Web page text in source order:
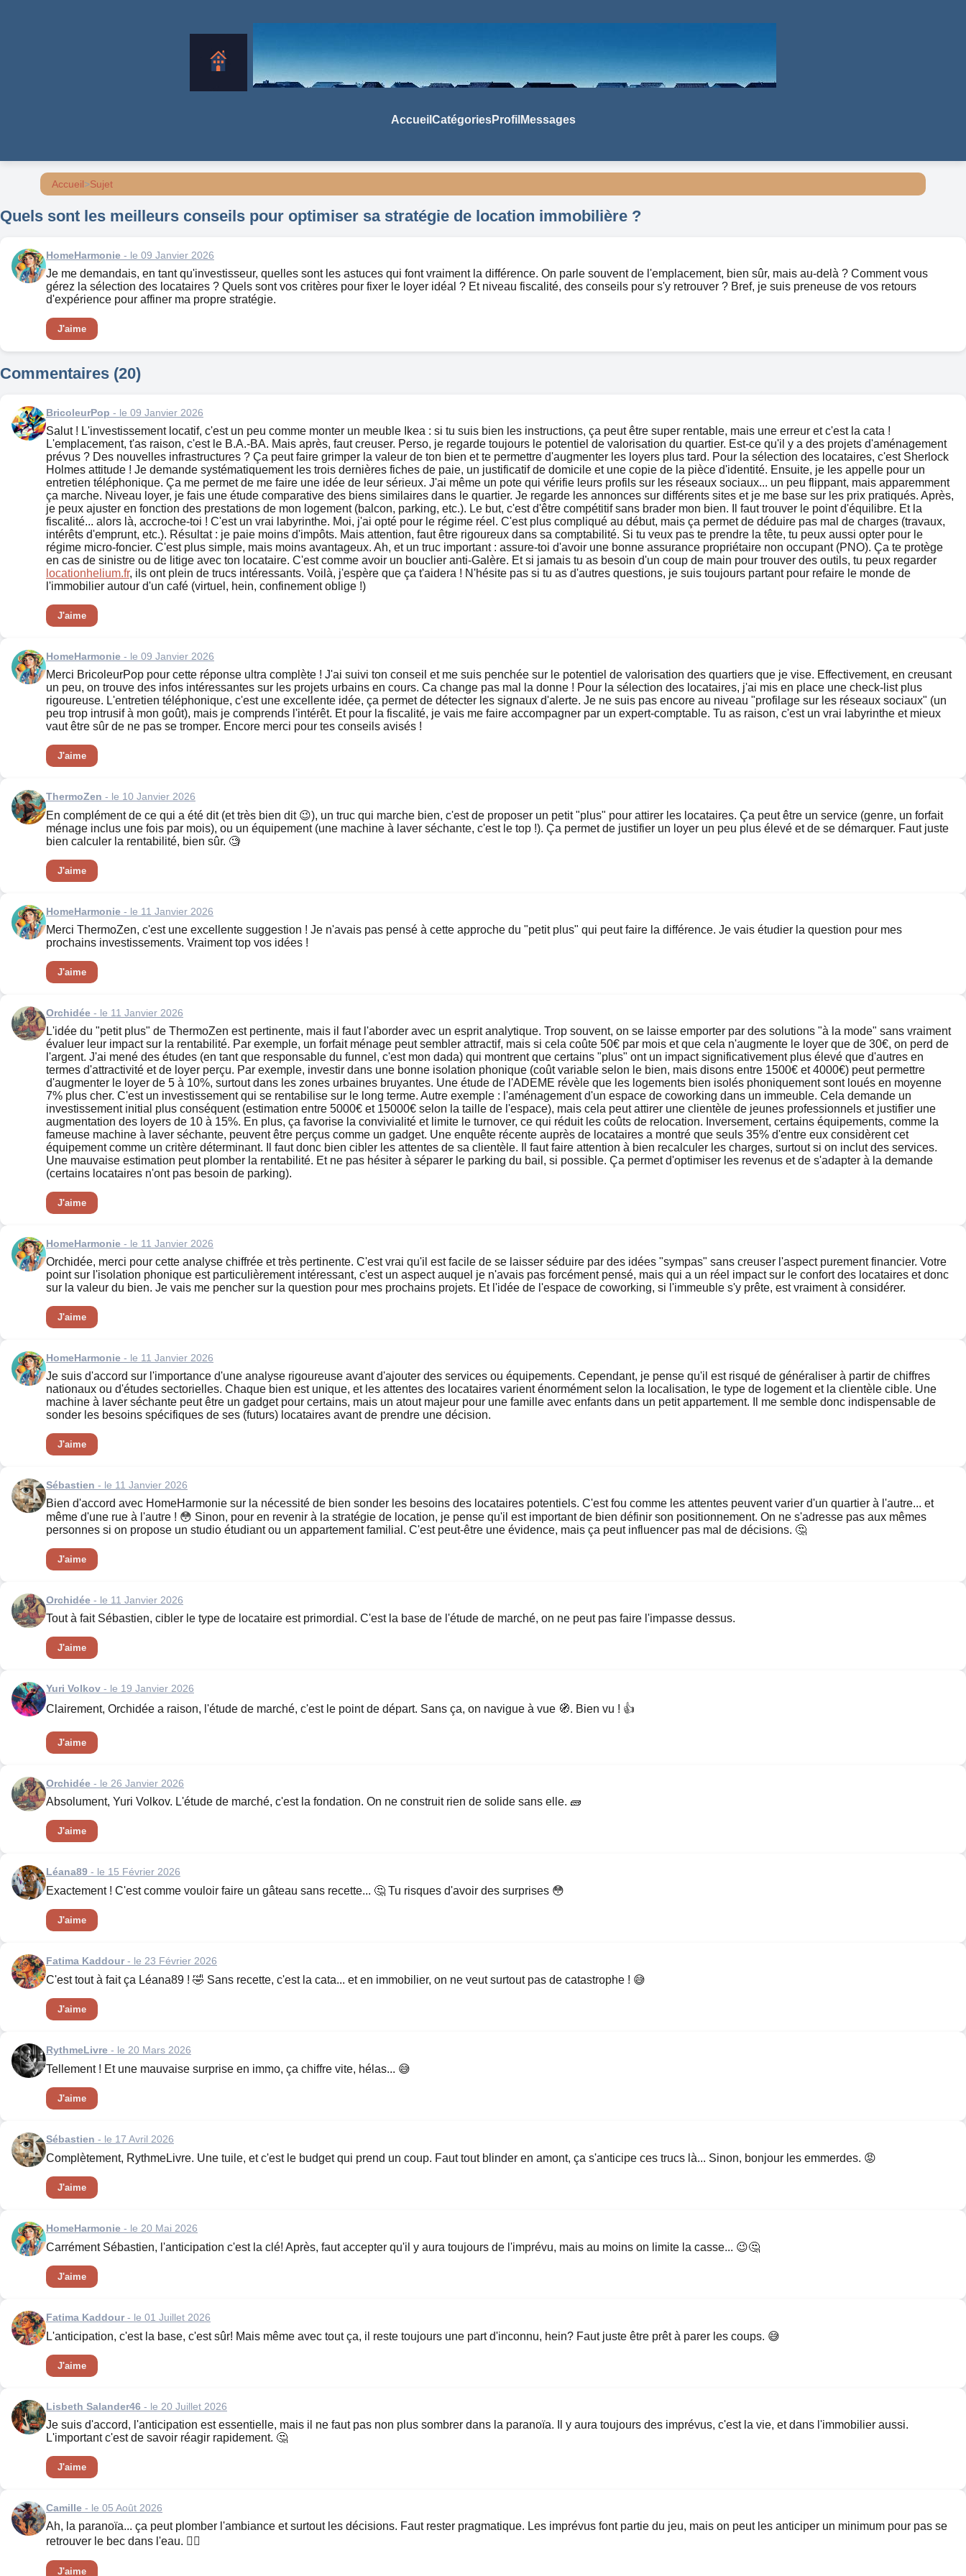
Accueil CatégoriesProfil Messages
Accueil>Sujet
Quels sont les meilleurs conseils pour optimiser sa stratégie de location immobilière ?
HomeHarmonie - le 09 Janvier 2026
Je me demandais, en tant qu'investisseur, quelles sont les astuces qui font vraiment la différence. On parle souvent de l'emplacement, bien sûr, mais au-delà ? Comment vous
gérez la sélection des locataires ? Quels sont vos critères pour fixer le loyer idéal ? Et niveau fiscalité, des conseils pour s'y retrouver ? Bref, je suis preneuse de vos retours
d'expérience pour affiner ma propre stratégie.
J'aime
Commentaires (20)
BricoleurPop - le 09 Janvier 2026
Salut ! L'investissement locatif, c'est un peu comme monter un meuble Ikea : si tu suis bien les instructions, ça peut être super rentable, mais une erreur et c'est la cata !
L'emplacement, t'as raison, c'est le B.A.-BA. Mais après, faut creuser. Perso, je regarde toujours le potentiel de valorisation du quartier. Est-ce qu'il y a des projets d'aménagement
prévus ? Des nouvelles infrastructures ? Ça peut faire grimper la valeur de ton bien et te permettre d'augmenter les loyers plus tard. Pour la sélection des locataires, c'est Sherlock
Holmes attitude ! Je demande systématiquement les trois dernières fiches de paie, un justificatif de domicile et une copie de la pièce d'identité. Ensuite, je les appelle pour un
entretien téléphonique. Ça me permet de me faire une idée de leur sérieux. J'ai même un pote qui vérifie leurs profils sur les réseaux sociaux... un peu flippant, mais apparemment
ça marche. Niveau loyer, je fais une étude comparative des biens similaires dans le quartier. Je regarde les annonces sur différents sites et je me base sur les prix pratiqués. Après,
je peux ajuster en fonction des prestations de mon logement (balcon, parking, etc.). Le but, c'est d'être compétitif sans brader mon bien. Il faut trouver le point d'équilibre. Et la
fiscalité... alors là, accroche-toi ! C'est un vrai labyrinthe. Moi, j'ai opté pour le régime réel. C'est plus compliqué au début, mais ça permet de déduire pas mal de charges (travaux,
intérêts d'emprunt, etc.). Résultat : je paie moins d'impôts. Mais attention, faut être rigoureux dans sa comptabilité. Si tu veux pas te prendre la tête, tu peux aussi opter pour le
régime micro-foncier. C'est plus simple, mais moins avantageux. Ah, et un truc important : assure-toi d'avoir une bonne assurance propriétaire non occupant (PNO). Ça te protège
en cas de sinistre ou de litige avec ton locataire. C'est comme avoir un bouclier anti-Galère. Et si jamais tu as besoin d'un coup de main pour trouver des outils, tu peux regarder
locationhelium.fr, ils ont plein de trucs intéressants. Voilà, j'espère que ça t'aidera ! N'hésite pas si tu as d'autres questions, je suis toujours partant pour refaire le monde de
l'immobilier autour d'un café (virtuel, hein, confinement oblige !)
J'aime
HomeHarmonie - le 09 Janvier 2026
Merci BricoleurPop pour cette réponse ultra complète ! J'ai suivi ton conseil et me suis penchée sur le potentiel de valorisation des quartiers que je vise. Effectivement, en creusant
un peu, on trouve des infos intéressantes sur les projets urbains en cours. Ca change pas mal la donne ! Pour la sélection des locataires, j'ai mis en place une check-list plus
rigoureuse. L'entretien téléphonique, c'est une excellente idée, ça permet de détecter les signaux d'alerte. Je ne suis pas encore au niveau "profilage sur les réseaux sociaux" (un
peu trop intrusif à mon goût), mais je comprends l'intérêt. Et pour la fiscalité, je vais me faire accompagner par un expert-comptable. Tu as raison, c'est un vrai labyrinthe et mieux
vaut être sûr de ne pas se tromper. Encore merci pour tes conseils avisés !
J'aime
ThermoZen - le 10 Janvier 2026
En complément de ce qui a été dit (et très bien dit 😉), un truc qui marche bien, c'est de proposer un petit "plus" pour attirer les locataires. Ça peut être un service (genre, un forfait
ménage inclus une fois par mois), ou un équipement (une machine à laver séchante, c'est le top !). Ça permet de justifier un loyer un peu plus élevé et de se démarquer. Faut juste
bien calculer la rentabilité, bien sûr. 🧐
J'aime
HomeHarmonie - le 11 Janvier 2026
Merci ThermoZen, c'est une excellente suggestion ! Je n'avais pas pensé à cette approche du "petit plus" qui peut faire la différence. Je vais étudier la question pour mes
prochains investissements. Vraiment top vos idées !
J'aime
Orchidée - le 11 Janvier 2026
L'idée du "petit plus" de ThermoZen est pertinente, mais il faut l'aborder avec un esprit analytique. Trop souvent, on se laisse emporter par des solutions "à la mode" sans vraiment
évaluer leur impact sur la rentabilité. Par exemple, un forfait ménage peut sembler attractif, mais si cela coûte 50€ par mois et que cela n'augmente le loyer que de 30€, on perd de
l'argent. J'ai mené des études (en tant que responsable du funnel, c'est mon dada) qui montrent que certains "plus" ont un impact significativement plus élevé que d'autres en
termes d'attractivité et de loyer perçu. Par exemple, investir dans une bonne isolation phonique (coût variable selon le bien, mais disons entre 1500€ et 4000€) peut permettre
d'augmenter le loyer de 5 à 10%, surtout dans les zones urbaines bruyantes. Une étude de l'ADEME révèle que les logements bien isolés phoniquement sont loués en moyenne
7% plus cher. C'est un investissement qui se rentabilise sur le long terme. Autre exemple : l'aménagement d'un espace de coworking dans un immeuble. Cela demande un
investissement initial plus conséquent (estimation entre 5000€ et 15000€ selon la taille de l'espace), mais cela peut attirer une clientèle de jeunes professionnels et justifier une
augmentation des loyers de 10 à 15%. En plus, ça favorise la convivialité et limite le turnover, ce qui réduit les coûts de relocation. Inversement, certains équipements, comme la
fameuse machine à laver séchante, peuvent être perçus comme un gadget. Une enquête récente auprès de locataires a montré que seuls 35% d'entre eux considèrent cet
équipement comme un critère déterminant. Il faut donc bien cibler les attentes de sa clientèle. Il faut faire attention à bien recalculer les charges, surtout si on inclut des services.
Une mauvaise estimation peut plomber la rentabilité. Et ne pas hésiter à séparer le parking du bail, si possible. Ça permet d'optimiser les revenus et de s'adapter à la demande
(certains locataires n'ont pas besoin de parking).
J'aime
HomeHarmonie - le 11 Janvier 2026
Orchidée, merci pour cette analyse chiffrée et très pertinente. C'est vrai qu'il est facile de se laisser séduire par des idées "sympas" sans creuser l'aspect purement financier. Votre
point sur l'isolation phonique est particulièrement intéressant, c'est un aspect auquel je n'avais pas forcément pensé, mais qui a un réel impact sur le confort des locataires et donc
sur la valeur du bien. Je vais me pencher sur la question pour mes prochains projets. Et l'idée de l'espace de coworking, si l'immeuble s'y prête, est vraiment à considérer.
J'aime
HomeHarmonie - le 11 Janvier 2026
Je suis d'accord sur l'importance d'une analyse rigoureuse avant d'ajouter des services ou équipements. Cependant, je pense qu'il est risqué de généraliser à partir de chiffres
nationaux ou d'études sectorielles. Chaque bien est unique, et les attentes des locataires varient énormément selon la localisation, le type de logement et la clientèle cible. Une
machine à laver séchante peut être un gadget pour certains, mais un atout majeur pour une famille avec enfants dans un petit appartement. Il me semble donc indispensable de
sonder les besoins spécifiques de ses (futurs) locataires avant de prendre une décision.
J'aime
Sébastien - le 11 Janvier 2026
Bien d'accord avec HomeHarmonie sur la nécessité de bien sonder les besoins des locataires potentiels. C'est fou comme les attentes peuvent varier d'un quartier à l'autre... et
même d'une rue à l'autre ! 😳 Sinon, pour en revenir à la stratégie de location, je pense qu'il est important de bien définir son positionnement. On ne s'adresse pas aux mêmes
personnes si on propose un studio étudiant ou un appartement familial. C'est peut-être une évidence, mais ça peut influencer pas mal de décisions. 🤔
J'aime
Orchidée - le 11 Janvier 2026
Tout à fait Sébastien, cibler le type de locataire est primordial. C'est la base de l'étude de marché, on ne peut pas faire l'impasse dessus.
J'aime
Yuri Volkov - le 19 Janvier 2026
Clairement, Orchidée a raison, l'étude de marché, c'est le point de départ. Sans ça, on navigue à vue 🧭. Bien vu ! 👍
J'aime
Orchidée - le 26 Janvier 2026
Absolument, Yuri Volkov. L'étude de marché, c'est la fondation. On ne construit rien de solide sans elle. 🧱
J'aime
Léana89 - le 15 Février 2026
Exactement ! C'est comme vouloir faire un gâteau sans recette... 🤔 Tu risques d'avoir des surprises 😳
J'aime
Fatima Kaddour- le 23 Février 2026
C'est tout à fait ça Léana89 ! 🤣 Sans recette, c'est la cata... et en immobilier, on ne veut surtout pas de catastrophe ! 😅
J'aime
RythmeLivre - le 20 Mars 2026
Tellement ! Et une mauvaise surprise en immo, ça chiffre vite, hélas... 😅
J'aime
Sébastien - le 17 Avril 2026
Complètement, RythmeLivre. Une tuile, et c'est le budget qui prend un coup. Faut tout blinder en amont, ça s'anticipe ces trucs là... Sinon, bonjour les emmerdes. 😡
J'aime
HomeHarmonie - le 20 Mai 2026
Carrément Sébastien, l'anticipation c'est la clé! Après, faut accepter qu'il y aura toujours de l'imprévu, mais au moins on limite la casse... 😉🤔
J'aime
Fatima Kaddour- le 01 Juillet 2026
L'anticipation, c'est la base, c'est sûr! Mais même avec tout ça, il reste toujours une part d'inconnu, hein? Faut juste être prêt à parer les coups. 😅
J'aime
Lisbeth Salander46 - le 20 Juillet 2026
Je suis d'accord, l'anticipation est essentielle, mais il ne faut pas non plus sombrer dans la paranoïa. Il y aura toujours des imprévus, c'est la vie, et dans l'immobilier aussi.
L'important c'est de savoir réagir rapidement. 🤔
J'aime
Camille - le 05 Août 2026
Ah, la paranoïa... ça peut plomber l'ambiance et surtout les décisions. Faut rester pragmatique. Les imprévus font partie du jeu, mais on peut les anticiper un minimum pour pas se
retrouver le bec dans l'eau. 🤷‍♂️
J'aime